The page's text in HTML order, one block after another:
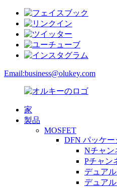
Email:business@olukey.com
家
製品
MOSFET
DFN パッケー
Nチャン
Pチャン
デュア
デュア